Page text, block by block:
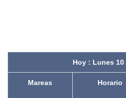
Hoy : Lunes 10
Mareas Horario